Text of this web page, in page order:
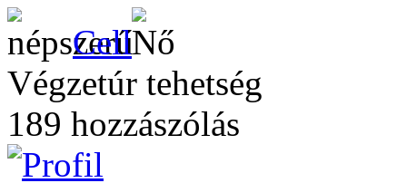
Cell
Végzetúr tehetség
189 hozzászólás